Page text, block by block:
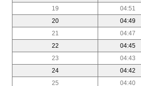
19
04:51
20
04:49
21
04:47
22
04:45
23
04:43
24
04:42
25
04:40